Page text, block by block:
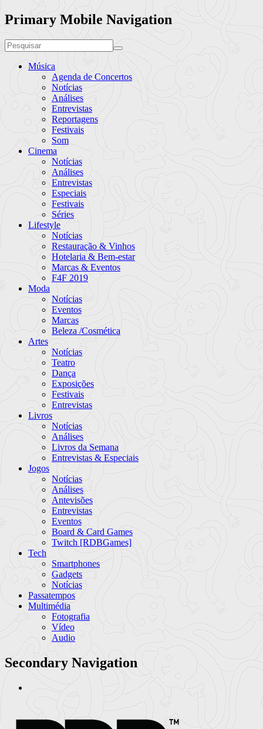
Primary Mobile Navigation
Música
Agenda de Concertos
Notícias
Análises
Entrevistas
Reportagens
Festivais
Som
Cinema
Notícias
Análises
Entrevistas
Especiais
Festivais
Séries
Lifestyle
Notícias
Restauração & Vinhos
Hotelaria & Bem-estar
Marcas & Eventos
F4F 2019
Moda
Notícias
Eventos
Marcas
Beleza /Cosmética
Artes
Notícias
Teatro
Dança
Exposições
Festivais
Entrevistas
Livros
Notícias
Análises
Livros da Semana
Entrevistas & Especiais
Jogos
Notícias
Análises
Antevisões
Entrevistas
Eventos
Board & Card Games
Twitch [RDBGames]
Tech
Smartphones
Gadgets
Notícias
Passatempos
Multimédia
Fotografia
Vídeo
Audio
Secondary Navigation